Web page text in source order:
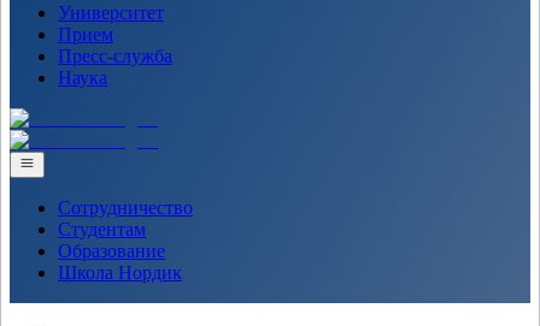
Университет
Прием
Пресс-служба
Наука
Сотрудничество
Студентам
Образование
Школа Нордик